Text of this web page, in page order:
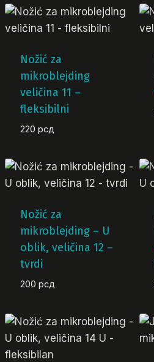
Nožić za
mikroblejding
veličina 11 –
fleksibilni
220 рсд
Nožić za
mikroblejding – U
oblik, veličina 12 –
tvrdi
200 рсд